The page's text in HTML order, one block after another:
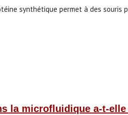
synthétique permet à des souris
la microfluidique a-t-